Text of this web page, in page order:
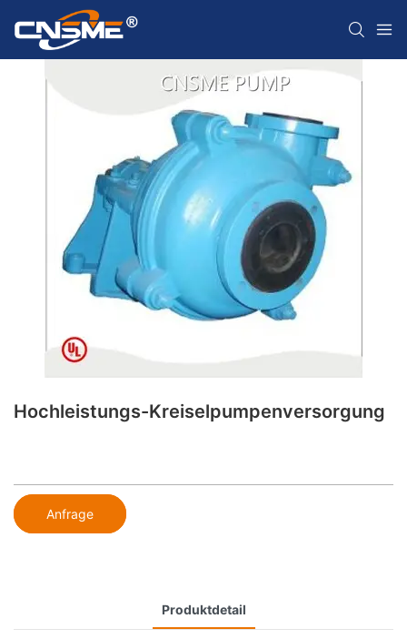
Hochleistungs-Kreiselpumpenversorgung
Anfrage
Produktdetail